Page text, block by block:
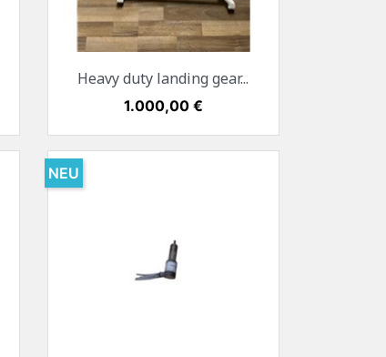
 Vorschau
Heavy duty landing gear...
Preis
1.000,00 €
NEU